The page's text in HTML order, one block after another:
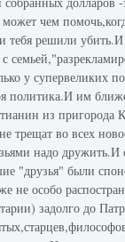
чем
тебя решили
у супервеликих
политика.И им
из пригорода
трещат во всех
надо дружить.И
"друзья" были
не особо
задолго до